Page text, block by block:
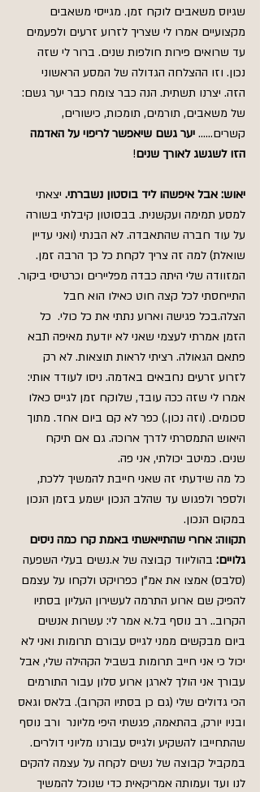
שגיוס משאבים לוקח זמן. מגייסי משאבים
מקצועיים אמרו לי שצריך לזרוע זרעים ולפעמים
עד שרואים פירות חולפות שנים. ברור לי שזה
נכון. וזו ההצלחה הגדולה של המסע הראשוני
הזה. יצרנו תשתית. הנה כבר צומח כבר יער גשם:
של משאבים, תורמים, תומכות, כישורים,
קשרים...... יער גשם שיאפשר לריפוי על האדמה
הזו לשגשג לאורך שנים!
יאוש: אבל איפשהו ליד בוסטון נשברתי. יצאתי
למסע תמימה ועקשנית. בבסוטון קיבלתי בשורה
על עוד חברה שהתאבדה. לא הבנתי (ואני עדיין
שואלת) למה זה צריך לקחת כל כך הרבה זמן.
המזוודה שלי היתה כבדה מפליירים וכרטיסי ביקור.
התייחסתי לכל קצה חוט כאילו הוא חבל
הצלה.בכל פגישה וארוע נתתי את כל כולי.  כל
הזמן אמרתי לעצמי שאני לא יודעת מאיפה תבא
פתאם הגאולה. רציתי לראות תוצאות. לא רק
לזרוע זרעים נחבאים באדמה. ניסו לעודד אותי:
אמרו לי שזה ככה עובד, שלוקח זמן לגייס כאלו
סכומים. (וזה נכון.) כפר לא קם ביום אחד. מתוך
היאוש התמסרתי לדרך ארוכה. גם אם תיקח
שנים. כמיטב יכולתי, אני פה.
כל מה שידעתי זה שאני חייבת להמשיך ללכת,
ולספר ולפגוש עד שהלב הנכון ישמע בזמן הנכון
במקום הנכון.
תקווה: אחרי שהתייאשתי באמת קרו כמה ניסים
גלויים: בהוליווד קבוצה של א.נשים בעלי השפעה
(סלבס) אמצו את אמ"ן כפרויקט ולקחו על עצמם
להפיק שם ארוע התרמה לעשירון העליון בסתיו
הקרוב.. רב נוסף בל.א אמר לי: עשרות אנשים
ביום מבקשים ממני לגייס עבורם תרומות ואני לא
יכול כי אני חייב תרומות בשביל הקהילה שלי, אבל
עבורך אני הולך לארגן ארוע סלון עבור התורמים
הכי גדולים שלי (גם כן בסתיו הקרוב). בלאס וגאס
ובניו יורק, בהתאמה, פגשתי היפי מליונר  ורב נוסף
שהתחייבו להשקיע ולגייס עבורנו מליוני דולרים.
במקביל קבוצה של נשים לקחה על עצמה להקים
לנו ועד ועמותה אמריקאית כדי שנוכל להמשיך